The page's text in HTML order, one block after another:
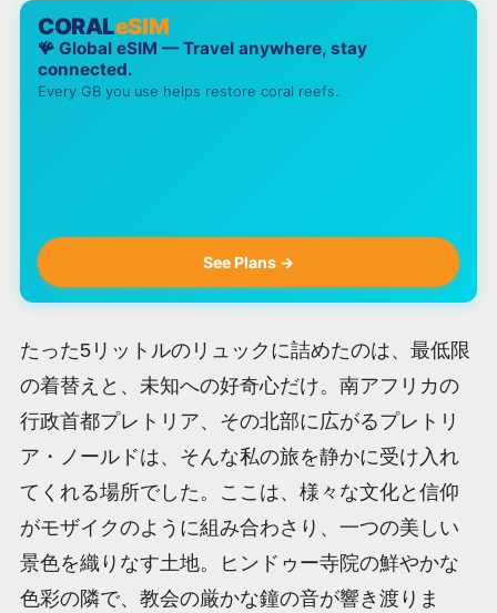
CORALeSIM
🪸 Global eSIM — Travel anywhere, stay
connected.
Every GB you use helps restore coral reefs.
See Plans →
たった5リットルのリュックに詰めたのは、最低限
の着替えと、未知への好奇心だけ。南アフリカの
行政首都プレトリア、その北部に広がるプレトリ
ア・ノールドは、そんな私の旅を静かに受け入れ
てくれる場所でした。ここは、様々な文化と信仰
がモザイクのように組み合わさり、一つの美しい
景色を織りなす土地。ヒンドゥー寺院の鮮やかな
色彩の隣で、教会の厳かな鐘の音が響き渡りま